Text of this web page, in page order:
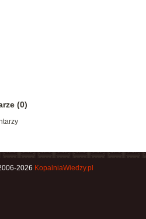
(0)
2026 KopalniaWiedzy.pl